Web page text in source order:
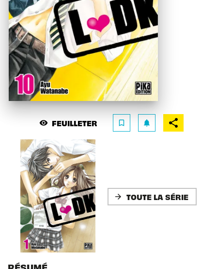
visibility FEUILLETER bookmark_border notifications
arrow_forward TOUTE LA SÉRIE